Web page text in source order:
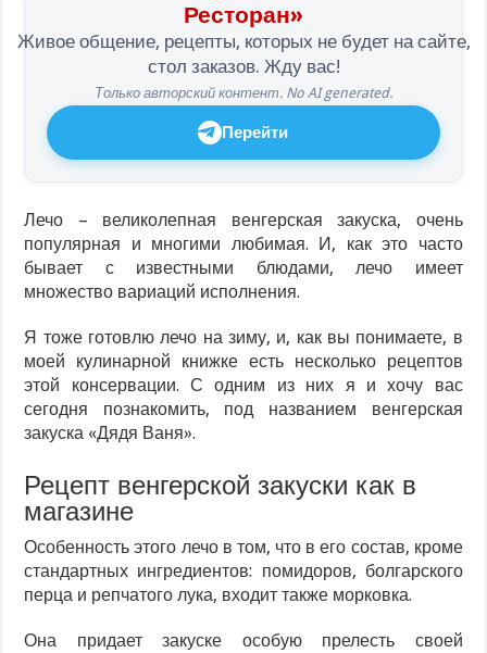
Ресторан»
Живое общение, рецепты, которых не будет на сайте,
стол заказов. Жду вас!
Только авторский контент. No AI generated.
Перейти
Лечо – великолепная венгерская закуска, очень
популярная и многими любимая. И, как это часто
бывает с известными блюдами, лечо имеет
множество вариаций исполнения.
Я тоже готовлю лечо на зиму, и, как вы понимаете, в
моей кулинарной книжке есть несколько рецептов
этой консервации. С одним из них я и хочу вас
сегодня познакомить, под названием венгерская
закуска «Дядя Ваня».
Рецепт венгерской закуски как в
магазине
Особенность этого лечо в том, что в его состав, кроме
стандартных ингредиентов: помидоров, болгарского
перца и репчатого лука, входит также морковка.
Она придает закуске особую прелесть своей